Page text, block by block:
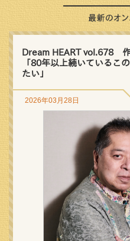
Dream HEART vol.678
「80年以上続いているこ
たい」
2026年03月28日